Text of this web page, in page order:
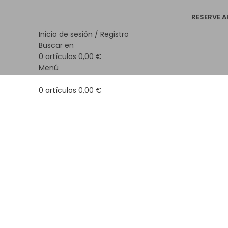
RESERVE
Inicio de sesión / Registro
Buscar en
0 artículos 0,00 €
Menú
0 artículos 0,00 €